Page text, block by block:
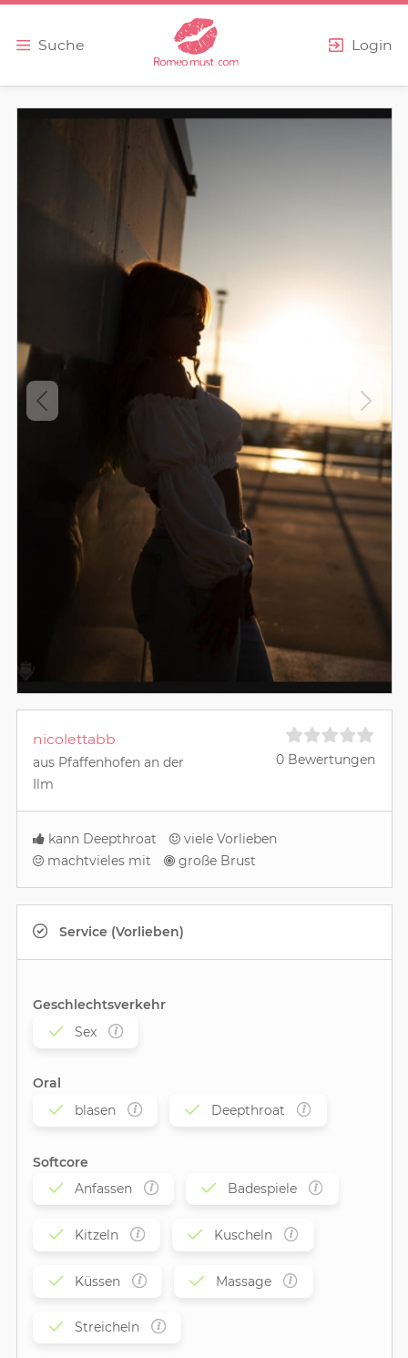
Suche Login
nicolettabb
aus Pfaffenhofen an der
Ilm
0 Bewertungen
kann Deepthroat
viele Vorlieben
machtvieles mit
große Brust
Service (Vorlieben)
Geschlechtsverkehr
Sex
Oral
blasen
Deepthroat
Softcore
Anfassen
Badespiele
Kitzeln Kuscheln
Küssen Massage
Streicheln